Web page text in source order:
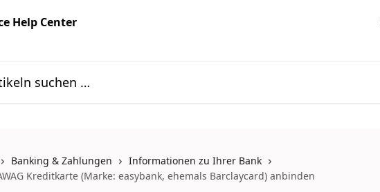
Banking & Zahlungen
Informationen zu Ihrer Bank
Kreditkarte (Marke: easybank, ehemals Barclaycard) anbinden